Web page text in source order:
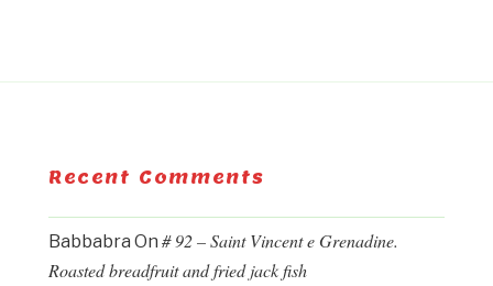
Recent Comments
Babbabra On # 92 – Saint Vincent e Grenadine.
Roasted breadfruit and fried jack fish